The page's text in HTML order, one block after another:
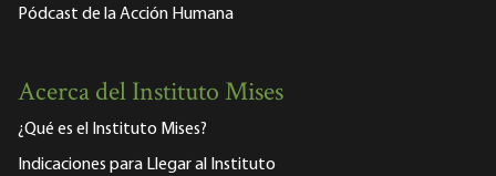
Pódcast de la Acción Humana
Acerca del Instituto Mises
¿Qué es el Instituto Mises?
Indicaciones para Llegar al Instituto